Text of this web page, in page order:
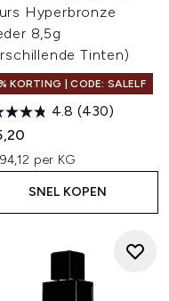
Hyperbronze
8,5g
Tinten)
KORTING | CODE: SALELF
4.8 (430)
per KG
SNEL KOPEN